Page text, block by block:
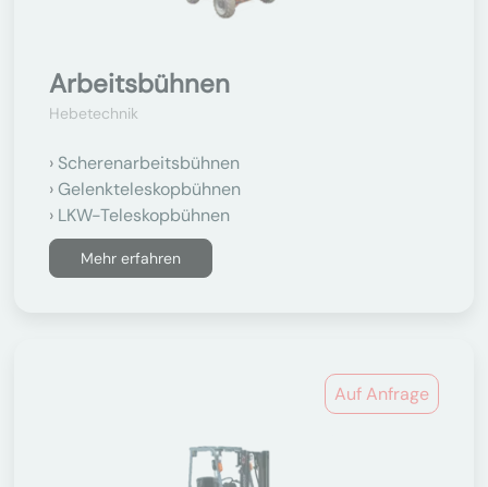
Arbeitsbühnen
Hebetechnik
Scherenarbeitsbühnen
Gelenkteleskopbühnen
LKW-Teleskopbühnen
Mehr erfahren
Auf Anfrage